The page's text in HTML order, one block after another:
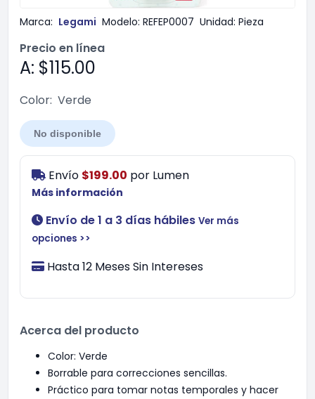
Marca: Legami Modelo: REFEP0007 Unidad: Pieza
Precio en línea
A: $115.00
Color: Verde
No disponible
Envío $199.00 por Lumen
Más información
Envío de 1 a 3 días hábiles Ver más
opciones >>
Hasta 12 Meses Sin Intereses
Acerca del producto
Color: Verde
Borrable para correcciones sencillas.
Práctico para tomar notas temporales y hacer